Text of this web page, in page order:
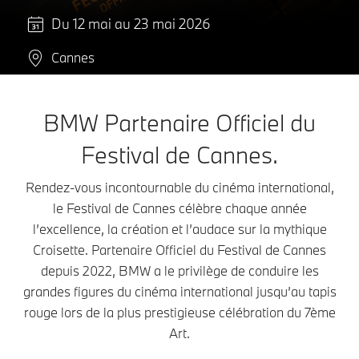
Du 12 mai au 23 mai 2026
Cannes
BMW Partenaire Officiel du
Festival de Cannes.
Rendez-vous incontournable du cinéma international,
le Festival de Cannes célèbre chaque année
l’excellence, la création et l’audace sur la mythique
Croisette. Partenaire Officiel du Festival de Cannes
depuis 2022, BMW a le privilège de conduire les
grandes figures du cinéma international jusqu’au tapis
rouge lors de la plus prestigieuse célébration du 7ème
Art.